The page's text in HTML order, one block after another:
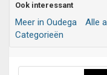
Ook interessant
Meer in Oudega Alle
Categorieën